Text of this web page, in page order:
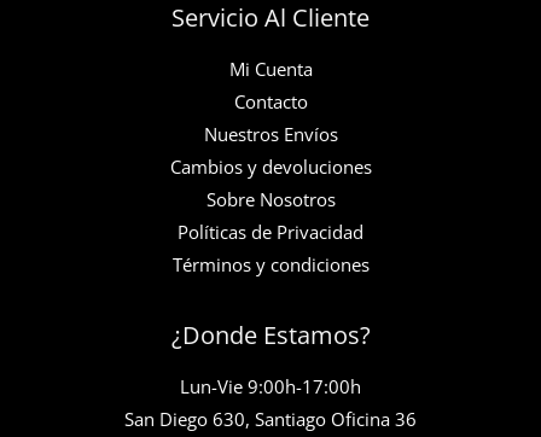
Servicio Al Cliente
Mi Cuenta
Contacto
Nuestros Envíos
Cambios y devoluciones
Sobre Nosotros
Políticas de Privacidad
Términos y condiciones
¿Donde Estamos?
Lun-Vie 9:00h-17:00h
San Diego 630, Santiago Oficina 36